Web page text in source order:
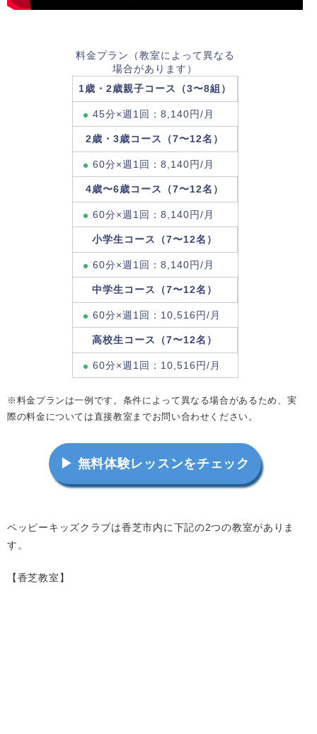
料金プラン（教室によって異なる
場合があります）
1歳・2歳親子コース（3〜8組）
45分×週1回：8,140円/月
2歳・3歳コース（7〜12名）
60分×週1回：8,140円/月
4歳〜6歳コース（7〜12名）
60分×週1回：8,140円/月
小学生コース（7〜12名）
60分×週1回：8,140円/月
中学生コース（7〜12名）
60分×週1回：10,516円/月
高校生コース（7〜12名）
60分×週1回：10,516円/月
※料金プランは一例です。条件によって異なる場合があるため、実
際の料金については直接教室までお問い合わせください。
▶ 無料体験レッスンをチェック
ペッピーキッズクラブは香芝市内に下記の2つの教室がありま
す。
【香芝教室】